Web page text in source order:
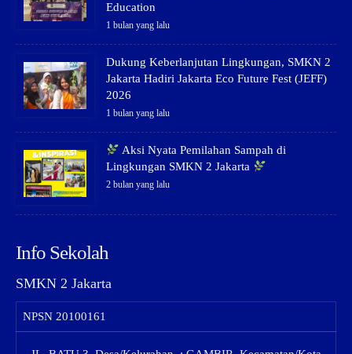
Education
1 bulan yang lalu
Dukung Keberlanjutan Lingkungan, SMKN 2
Jakarta Hadiri Jakarta Eco Future Fest (JEFF)
2026
1 bulan yang lalu
Aksi Nyata Pemilahan Sampah di
Lingkungan SMKN 2 Jakarta
2 bulan yang lalu
Info Sekolah
SMKN 2 Jakarta
NPSN 20100161